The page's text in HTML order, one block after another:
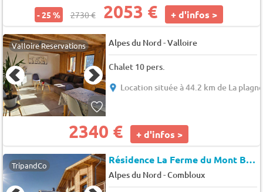
- 25 % 2730 € 2053 € + d'infos >
Valloire Reservations Alpes du Nord-Valloire
Chalet 10 pers.
Location située à 44.2 km de La
2340 € + d'infos >
TripandCo Résidence La Ferme du Mont Blanc
Alpes du Nord-Combloux